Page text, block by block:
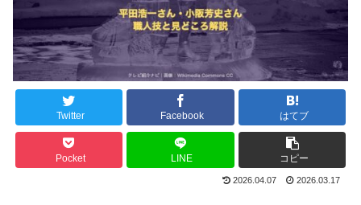
Twitter Facebook はてブ
Pocket LINE コピー
2026.04.07 2026.03.17